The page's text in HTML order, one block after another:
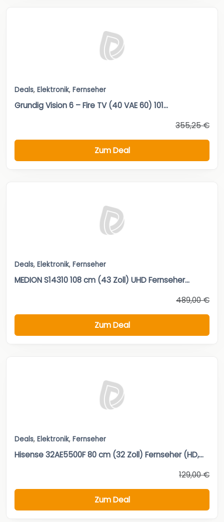
Deals, Elektronik, Fernseher
Grundig Vision 6 – Fire TV (40 VAE 60) 101...
355,25 €
Zum Deal
Deals, Elektronik, Fernseher
MEDION S14310 108 cm (43 Zoll) UHD Fernseher...
489,00 €
Zum Deal
Deals, Elektronik, Fernseher
Hisense 32AE5500F 80 cm (32 Zoll) Fernseher (HD,...
129,00 €
Zum Deal